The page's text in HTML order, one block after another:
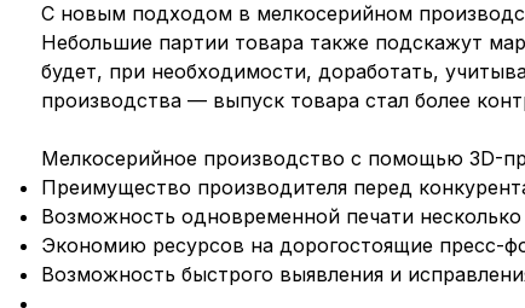
С новым подходом в мелкосерийном
Небольшие партии товара также подскажут
будет, при необходимости, доработать,
производства — выпуск товара стал более
Мелкосерийное производство с помощью 3D-
Преимущество производителя перед
Возможность одновременной печати
Экономию ресурсов на дорогостоящие пресс-
Возможность быстрого выявления и